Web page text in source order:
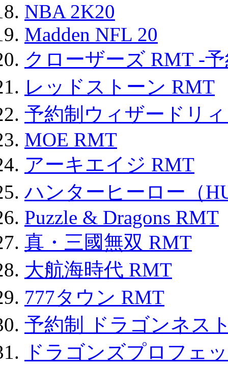
NBA 2K20
Madden NFL 20
クローザーズ RMT -
レッドストーン RMT
予約制ウィザードリ
MOE RMT
アーキエイジ RMT
ハンターヒーロー（
Puzzle & Dragons RMT
真・三國無双 RMT
大航海時代 RMT
777タウン RMT
予約制 ドラゴンネス
ドラゴンズプロフェ